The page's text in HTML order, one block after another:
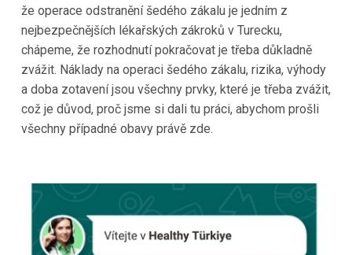
že operace odstranění šedého zákalu je jedním z
nejbezpečnějších lékařských zákroků v Turecku,
chápeme, že rozhodnutí pokračovat je třeba důkladně
zvážit. Náklady na operaci šedého zákalu, rizika, výhody
a doba zotavení jsou všechny prvky, které je třeba zvážit,
což je důvod, proč jsme si dali tu práci, abychom prošli
všechny případné obavy právě zde.